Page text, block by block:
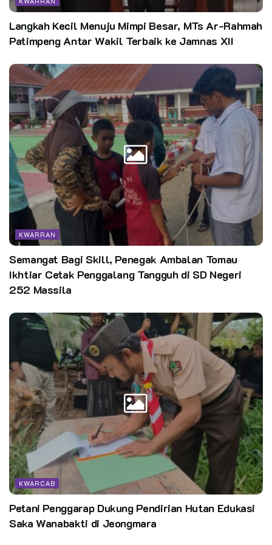
Kata Kunci: pramuka pewarta
Langkah Kecil Menuju Mimpi Besar, MTs Ar-Rahmah
Patimpeng Antar Wakil Terbaik ke Jamnas XII
KWARRAN
Semangat Bagi Skill, Penegak Ambalan Tomau
Ikhtiar Cetak Penggalang Tangguh di SD Negeri
252 Massila
KWARCAB
Petani Penggarap Dukung Pendirian Hutan Edukasi
Saka Wanabakti di Jeongmara